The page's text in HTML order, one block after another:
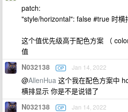
patch:
"style/horizontal": false #true 时横
这个值优先级高于配色方案 （
值
N032138 OP Jan 14, 2022
@AllenHua 这个我在配色方案中
横排显示 你是不是说错了
N032138 OP Jan 14, 2022